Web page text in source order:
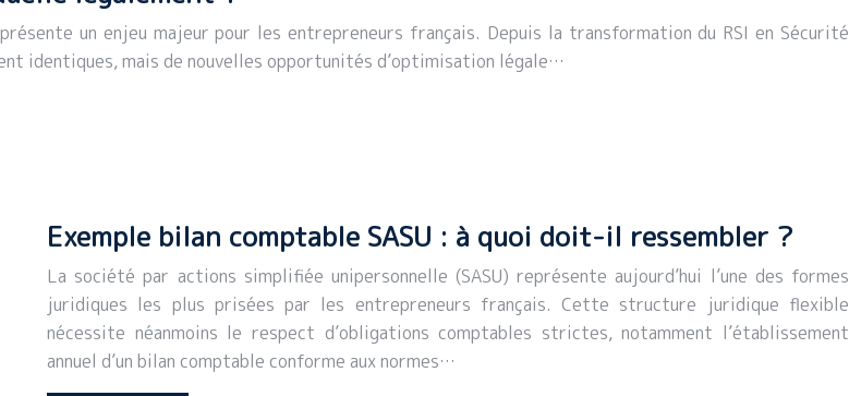
un enjeu majeur pour les entrepreneurs français. Depuis la transformation du RSI en Sécurité
identiques, mais de nouvelles opportunités d’optimisation légale…
Exemple bilan comptable SASU : à quoi doit-il ressembler ?
La société par actions simplifiée unipersonnelle (SASU) représente aujourd’hui l’une des formes
juridiques les plus prisées par les entrepreneurs français. Cette structure juridique flexible
nécessite néanmoins le respect d’obligations comptables strictes, notamment l’établissement
annuel d’un bilan comptable conforme aux normes…